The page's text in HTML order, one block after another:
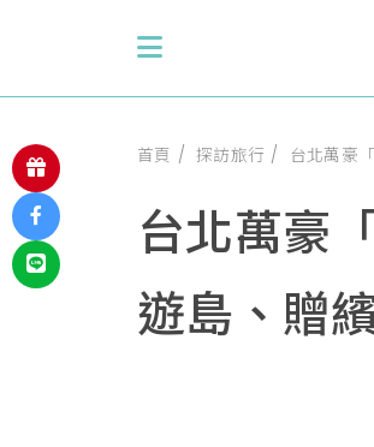
首頁 探訪旅行 台北萬豪
台北萬豪
遊島、贈